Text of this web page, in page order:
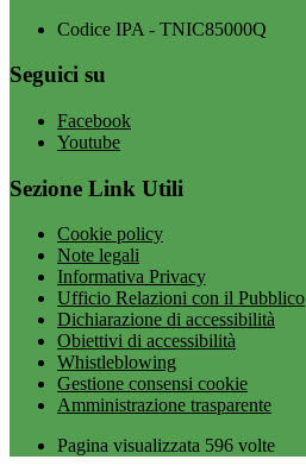
Codice IPA - TNIC85000Q
Seguici su
Facebook
Youtube
Sezione Link Utili
Cookie policy
Note legali
Informativa Privacy
Ufficio Relazioni con il Pubblico
Dichiarazione di accessibilità
Obiettivi di accessibilità
Whistleblowing
Gestione consensi cookie
Amministrazione trasparente
Pagina visualizzata 596 volte